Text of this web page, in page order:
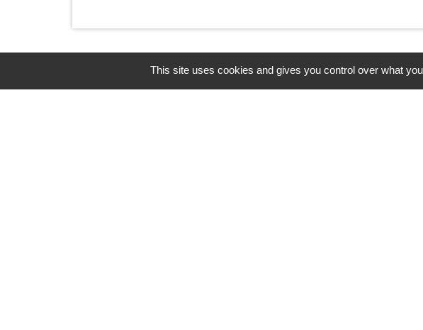
This site uses cookies and gives you control over what